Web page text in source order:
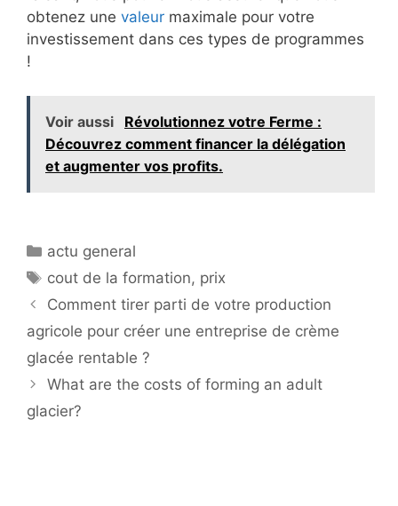
obtenez une valeur maximale pour votre
investissement dans ces types de programmes
!
Voir aussi
Révolutionnez votre Ferme :
Découvrez comment financer la délégation
et augmenter vos profits.
Catégories
actu general
Étiquettes
cout de la formation, prix
Comment tirer parti de votre production
agricole pour créer une entreprise de crème
glacée rentable ?
What are the costs of forming an adult
glacier?